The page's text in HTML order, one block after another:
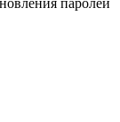
паролей